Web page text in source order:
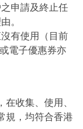
申請及終止任
。
有使用（目前
電子優惠券亦
收集、使用、
規，均符合香港